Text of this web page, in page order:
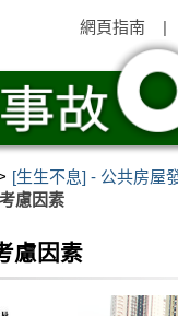
網頁指南 |
[生生不息] - 公共房屋
慮因素
慮因素